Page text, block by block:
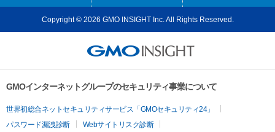
Copyright © 2026 GMO INSIGHT Inc. All Rights Reserved.
GMOインターネットグループのセキュリティ事業について
世界初総合ネットセキュリティサービス「GMOセキュリティ24」
パスワード漏洩診断
Webサイトリスク診断